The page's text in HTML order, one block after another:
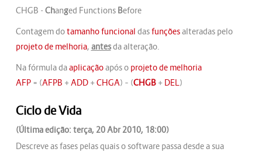
CHGB - Changed Functions Before
Contagem dotamanho funcional dasfunçõesalteradas pelo
projeto de melhoria, antesda alteração.
Na fórmula daaplicaçãoapós o projeto de melhoria
AFP= (AFPB +ADD+CHGA) – (CHGB + DEL)
Ciclo de Vida
(Última edição: terça, 20 Abr 2010, 18:00)
Descreve as fases pelas quais o software passa desde a sua